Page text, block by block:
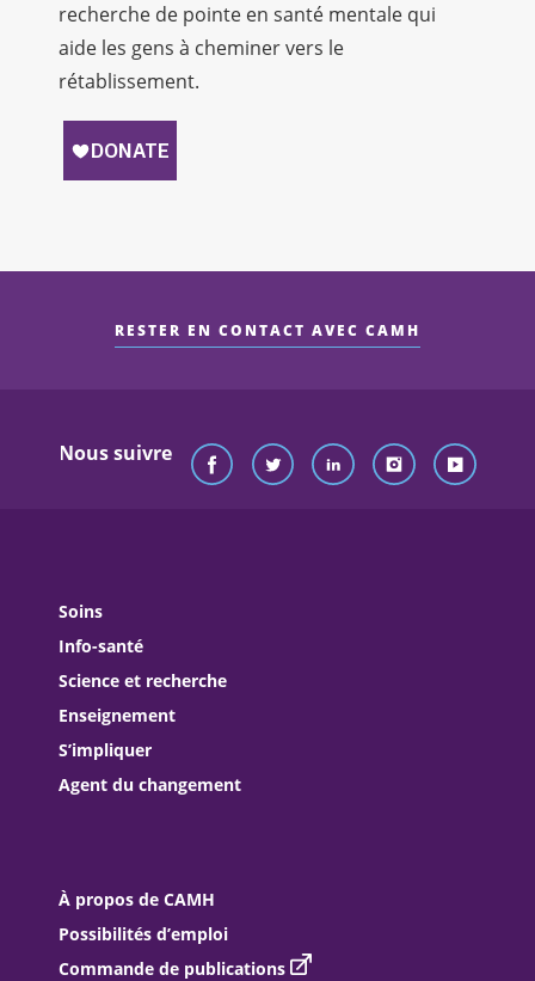
recherche de pointe en santé mentale qui
aide les gens à cheminer vers le
rétablissement.
RESTER EN CONTACT AVEC CAMH
Nous suivre
Soins
Info-santé
Science et recherche
Enseignement
S’impliquer
Agent du changement
À propos de CAMH
Possibilités d’emploi
Commande de publications